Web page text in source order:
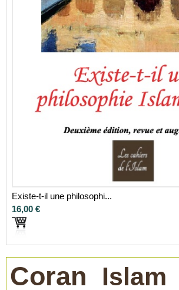
Existe-t-il une philosophi...
16,00 €
Coran Islam